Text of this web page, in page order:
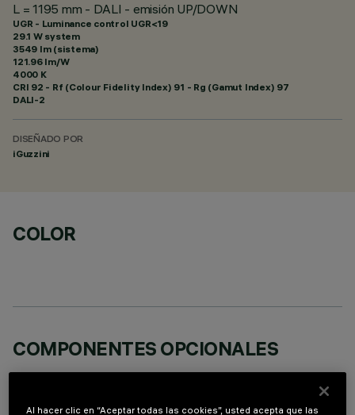
L = 1195 mm - DALI - emisión UP/DOWN
UGR - Luminance control UGR<19
29.1 W system
3549 lm (sistema)
121.96 lm/W
4000 K
CRI 92 - Rf (Colour Fidelity Index) 91 - Rg (Gamut Index) 97
DALI-2
DISEÑADO POR
iGuzzini
COLOR
COMPONENTES OPCIONALES
Al hacer clic en “Aceptar todas las cookies”, usted acepta que las